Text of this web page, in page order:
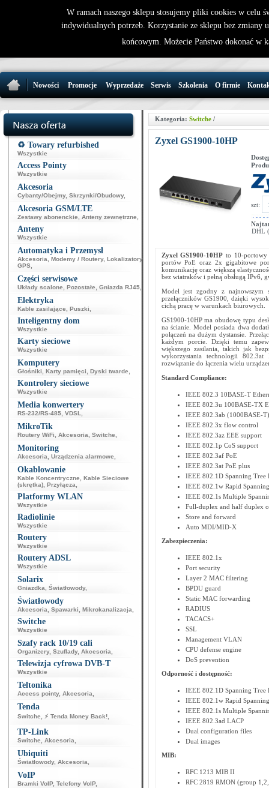
32 721 86
Nowości Promocje Wyprzedaże Serwis Szkolenia O firmie
♻️ Towary refurbished
Wszystkie
Access Pointy
Wszystkie
Akcesoria
Cybanty/Obejmy, Skrzynki/Obudowy,
Akcesoria GSM/LTE
Zestawy abonenckie Anteny zewnętrzne
Anteny
Wszystkie
Automatyka i Przemysł
Akcesoria Modemy / Routery, Lokalizatory
GPS
Części serwisowe
Układy scalone Pozostałe Gniazda RJ45
Elektryka
Kable zasilające Puszki
Inteligentny dom
Wszystkie
Karty sieciowe
Wszystkie
Komputery
Głośniki Karty pamięci Dyski twarde
Kontrolery sieciowe
Wszystkie
Media konwertery
RS-232/RS-485 VDSL
MikroTik
Routery WiFi Akcesoria Switche
Monitoring
Akcesoria Urządzenia alarmowe
Okablowanie
Kable Koncentryczne
Kable Sieciowe
(skrętka) Przyłącza
Platformy WLAN
Wszystkie
Radiolinie
Wszystkie
Routery
Wszystkie
Routery ADSL
Wszystkie
Solarix
Gniazdka Światłowody,
Światłowody
Akcesoria Spawarki Mikrokanalizacja
Switche
Wszystkie
Szafy rack 10/19 cali
Organizery, Szuflady, Akcesoria
Telewizja cyfrowa DVB-T
Wszystkie
Teltonika
Access pointy, Akcesoria
Tenda
Switche ⚡ Tenda Money Back!
TP-Link
Switche Akcesoria
Ubiquiti
Światłowody, Akcesoria
VoIP
Bramki VoIP, Telefony VoIP,
Kategoria: Switche/
Zyxel GS1900-10HP
szt:
DHL
Zyxel GS1900-10HPto 10-portowy
portów PoE oraz 2x gigabitowe
komunikację oraz większą
bez wiatraków i pełną obsługą IPv6,
Model jest zgodny z najnowszym
przełączników GS1900, dzięki
cichą pracę w warunkach biurowych.
GS1900-10HP ma obudowę typu
na ścianie. Model posiada dwa
połączeń na dużym dystansie.
każdym porcie. Dzięki temu
większego zasilania, takich jak
wykorzystania technologii
rozwiązanie do łączenia wielu
Standard Compliance:
IEEE 802.3 10BASE-T
IEEE 802.3u 100BASE-TX
IEEE 802.3ab (1000BASE-
IEEE 802.3x flow control
IEEE 802.3az EEE support
IEEE 802.1p CoS support
IEEE 802.3af PoE
IEEE 802.3at PoE plus
IEEE 802.1D Spanning Tree
IEEE 802.1w Rapid
IEEE 802.1s Multiple
Full-duplex and half duplex
Store and forward
Auto MDI/MID-X
Zabezpieczenia:
IEEE 802.1x
Port security
Layer 2 MAC filtering
BPDU guard
Static MAC forwarding
RADIUS
TACACS+
SSL
Management VLAN
CPU defense engine
DoS prevention
Odporność i dostępność:
IEEE 802.1D Spanning Tree
IEEE 802.1w Rapid
IEEE 802.1s Multiple
IEEE 802.3ad LACP
Dual configuration files
Dual images
MIB:
RFC 1213 MIB II
RFC 2819 RMON (group
W ramach naszego sklepu stosujemy pliki cookies w celu
indywidualnych potrzeb. Korzystanie ze sklepu bez zmiany
końcowym. Możecie Państwo dokonać w